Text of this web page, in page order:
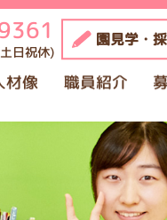
材像 職員紹介
日祝休)
園見学・